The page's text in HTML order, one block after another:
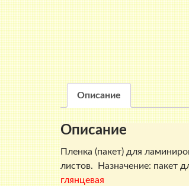
Описание
Описание
Пленка (пакет) для
листов. Назначение: пакет
глянцевая